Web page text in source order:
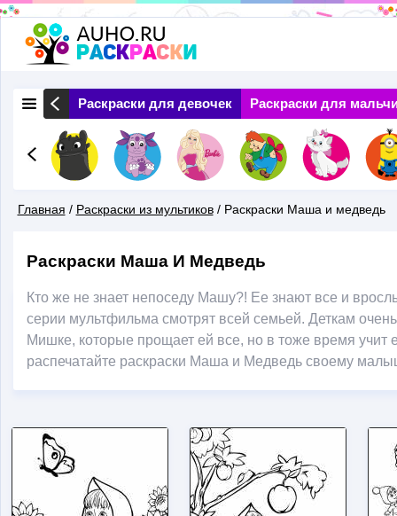
Перейти
к
основному
содержанию
Природа Раскраски для девочек Раскраски для
Здесь
Главная / Раскраски из мультиков / Раскраски Маша и медведь
Раскраски Маша И Медведь
Кто же не знает непоседу Машу?! Ее знают все и
серии мультфильма смотрят всей семьей. Деткам
Мишке, которые прощает ей все, но в тоже время учит
распечатайте раскраски Маша и Медведь своему